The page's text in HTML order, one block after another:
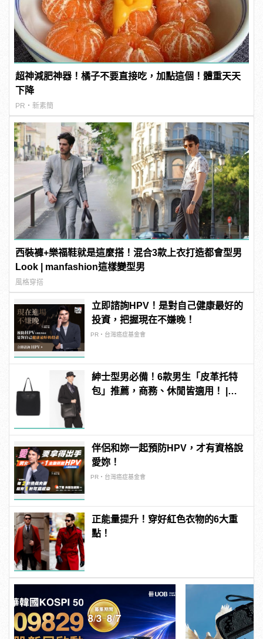
超神減肥神器！橘子不要直接吃，加點這個！體重天天
下降
PR・新素簡
西裝褲+樂福鞋就是這麼搭！混合3款上衣打造都會型男
Look | manfashion這樣變型男
風格穿搭
立即諮詢HPV！是對自己健康最好的
投資，把握現在不嫌晚！
PR・台灣癌症基金會
紳士型男必備！6款男生「皮革托特
包」推薦，商務、休閒皆適用！ |
伴侶和妳一起預防HPV，才有資格說
愛妳！
PR・台灣癌症基金會
正能量提升！穿好紅色衣物的6大重
點！